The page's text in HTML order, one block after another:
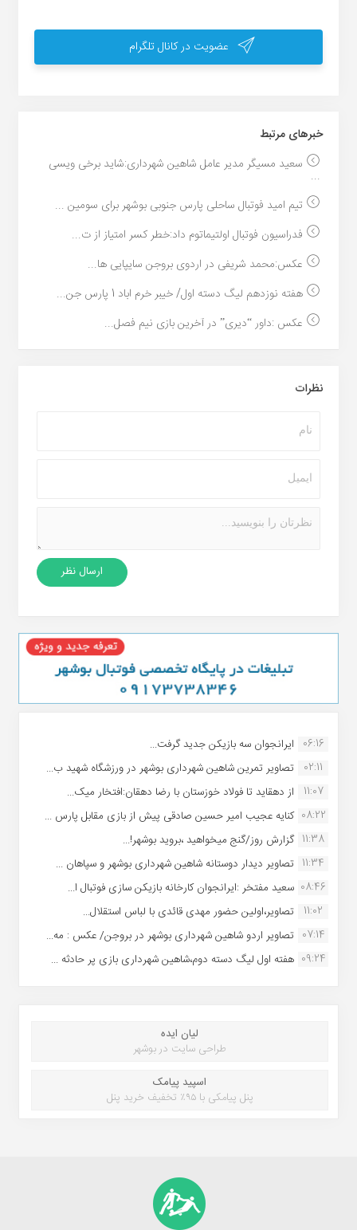
عضویت در کانال تلگرام
خبر‌های مرتبط
سعید مسیگر مدیر عامل شاهین شهرداری:شاید برخی ویسی
...
تیم امید فوتبال ساحلی پارس جنوبی بوشهر برای سومین ...
فدراسیون فوتبال اولتیماتوم داد:خطر کسر امتیاز از ت...
عکس:محمد شریفی در اردوی بروجن سایپایی ها...
هفته نوزدهم لیگ دسته اول/ خیبر خرم اباد 1 پارس جن...
عکس :داور “دیری” در آخرین بازی نیم فصل...
نظرات
06:16 ایرانجوان سه بازیکن جدید گرفت...
02:11
تصاویر تمرین شاهین شهردارى بوشهر در ورزشگاه شهید ب...
11:07
از دهقاید تا فولاد خوزستان با رضا دهقان:افتخار میک...
08:22 کنایه عجیب امیر حسین صادقی پیش از بازی مقابل پارس ...
11:38 گزارش روز/گنج میخواهید ،بروید بوشهر!...
11:34 تصاویر دیدار دوستانه شاهین شهردارى بوشهر و سپاهان ...
08:46 سعید مفتخر :ایرانجوان کارخانه بازیکن سازی فوتبال ا...
11:02
تصاویر،اولین حضور مهدی قائدی با لباس استقلال...
07:14 تصاویر اردو شاهین شهرداری بوشهر در بروجن/ عکس : مه...
09:24 هفته اول لیگ دسته دوم،شاهین شهرداری بازی پر حادثه ...
لیان ایده
طراحی سایت در بوشهر
اسپید پیامک
پنل پیامکی با ۹۵٪ تخفیف خرید پنل